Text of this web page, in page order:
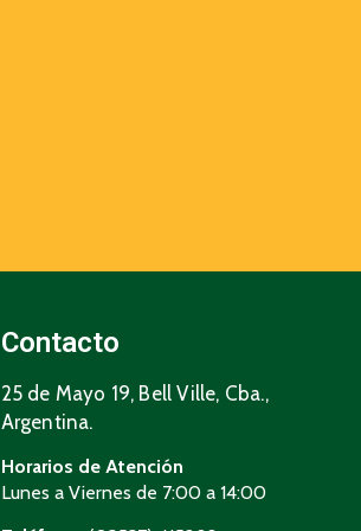
Contacto
25 de Mayo 19, Bell Ville, Cba.,
Argentina.
Horarios de Atención
Lunes a Viernes de 7:00 a 14:00